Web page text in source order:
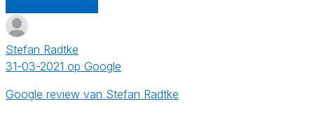
Stefan Radtke
31-03-2021 op Google
Google review van Stefan Radtke